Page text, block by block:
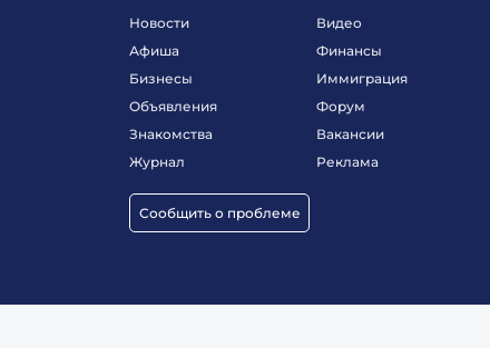
Новости
Афиша
Бизнесы
Объявления
Знакомства
Журнал
Сообщить о проблеме
Видео
Финансы
Иммиграция
Форум
Вакансии
Реклама